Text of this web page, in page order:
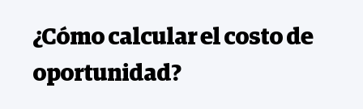
¿Cómo calcular el costo de
oportunidad?